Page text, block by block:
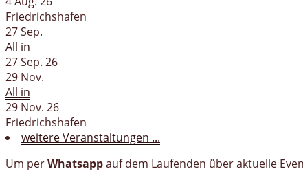
Friedrichshafen
27Sep.
All in
27 Sep. 26
29 Nov.
All in
29 Nov. 26
Friedrichshafen
weitere Veranstaltungen ...
Um perWhatsappauf dem Laufenden über aktuelle